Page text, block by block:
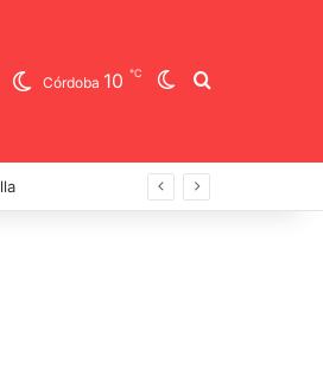
Córdoba 10 ℃ Switch skin
Buscar